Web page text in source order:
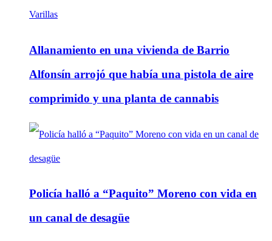
Allanamiento en una vivienda de Barrio
Alfonsín arrojó que había una pistola de aire
comprimido y una planta de cannabis
Policía halló a “Paquito” Moreno con vida en
un canal de desagüe